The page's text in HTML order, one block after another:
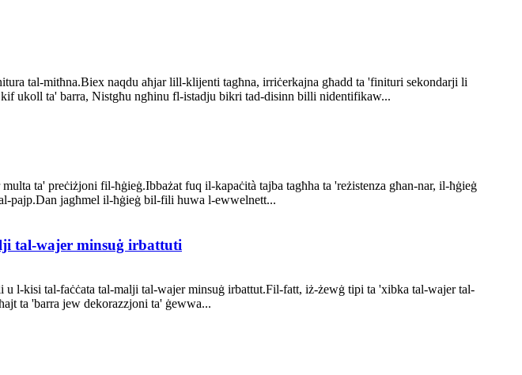
tal-mitħna.Biex naqdu aħjar lill-klijenti tagħna, irriċerkajna għadd ta 'finituri sekondarji li
ukoll ta' barra, Nistgħu ngħinu fl-istadju bikri tad-disinn billi nidentifikaw...
ta' preċiżjoni fil-ħġieġ.Ibbażat fuq il-kapaċità tajba tagħha ta 'reżistenza għan-nar, il-ħġieġ
pajp.Dan jagħmel il-ħġieġ bil-fili huwa l-ewwelnett...
tal-wajer minsuġ irbattuti
l-kisi tal-faċċata tal-malji tal-wajer minsuġ irbattut.Fil-fatt, iż-żewġ tipi ta 'xibka tal-wajer tal-
ta 'barra jew dekorazzjoni ta' ġewwa...